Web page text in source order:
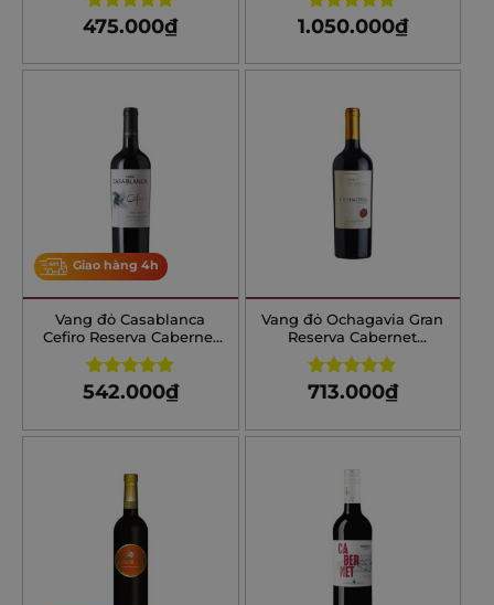
Rated5.00
475.000₫ Rated4.90
1.050.000₫
Giao hàng 4h
Vang đỏ Casablanca
Cefiro Reserva Cabernet
Sauvignon
Rated5.00
542.000₫
Vang đỏ Ochagavia Gran
Reserva Cabernet
Sauvignon
Rated5.00
713.000₫